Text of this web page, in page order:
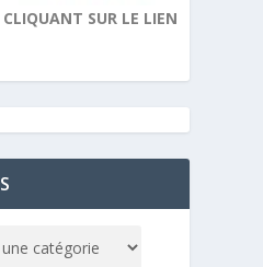
SUR LE LIEN